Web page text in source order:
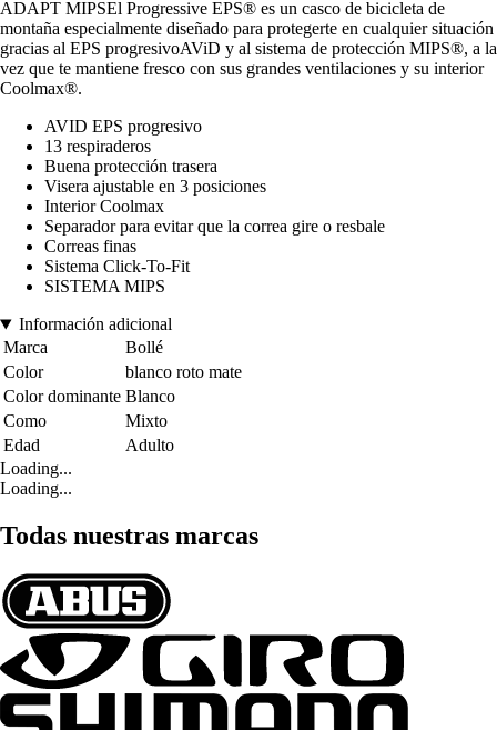
ADAPT MIPSEl Progressive EPS® es un casco de bicicleta de
montaña especialmente diseñado para protegerte en cualquier situación
gracias al EPS progresivoAViD y al sistema de protección MIPS®, a la
vez que te mantiene fresco con sus grandes ventilaciones y su interior
Coolmax®.
AVID EPS progresivo
13 respiraderos
Buena protección trasera
Visera ajustable en 3 posiciones
Interior Coolmax
Separador para evitar que la correa gire o resbale
Correas finas
Sistema Click-To-Fit
SISTEMA MIPS
Información adicional
Marca
Bollé
Color
blanco roto mate
Color dominante Blanco
Como
Mixto
Edad
Adulto
Loading...
Loading...
Todas nuestras marcas